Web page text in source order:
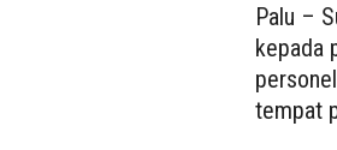
Palu –
kepada
tempat